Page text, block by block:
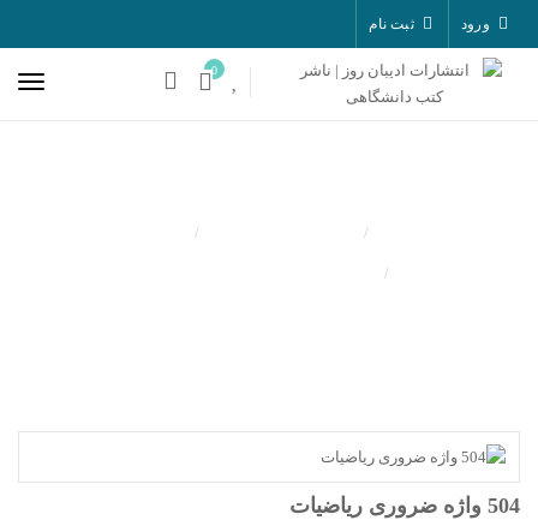
ورود ثبت نام
0
504 واژه ضروری ریاضیات